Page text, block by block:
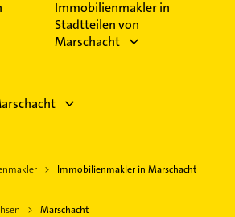
Immobilienmakler in
Stadtteilen von
Marschacht
Immobilienmakler in Marschacht
Marschacht